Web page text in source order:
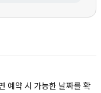
예약 시 가능한 날짜를 확